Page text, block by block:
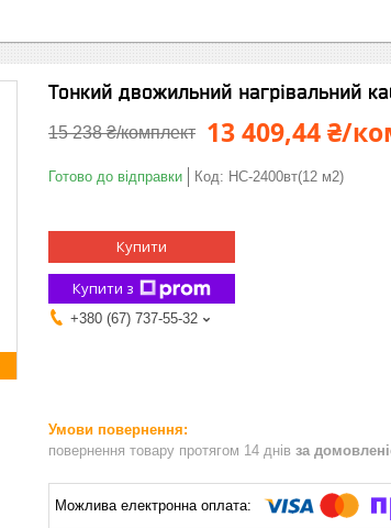
Тонкий двожильний нагрівальний
15 238 ₴/комплект 13 409,44 ₴/
Готово до відправки Код: HC-2400вт(12 м2)
Купити
Купити з
+380 (67) 737-55-32
повернення товару протягом 14 днів за